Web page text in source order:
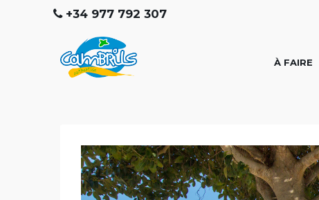
+34 977 792 307
À FAIRE